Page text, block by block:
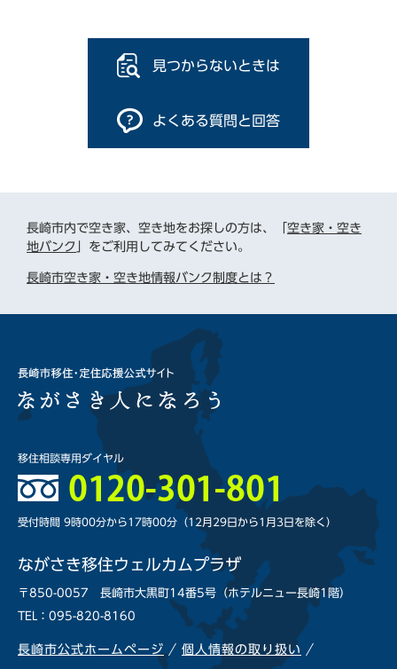
見つからないときは
よくある質問と回答
長崎市内で空き家、空き地をお探しの方は、「 空き家・空き
地バンク
」をご利用してみてください。
長崎市空き家・空き地情報バンク制度とは？
移住相談専用ダイヤル
受付時間 9時00分から17時00分 （12月29日から1月3日を除く）
ながさき移住ウェルカムプラザ
〒850-0057 長崎市大黒町14番5号（ホテルニュー長崎1階）
TEL
：095-820-8160
長崎市公式ホームページ 個人情報の取り扱い